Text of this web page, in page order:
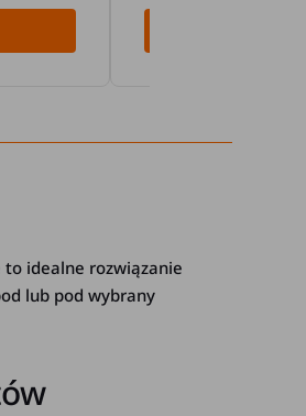
to idealne rozwiązanie
lub pod wybrany